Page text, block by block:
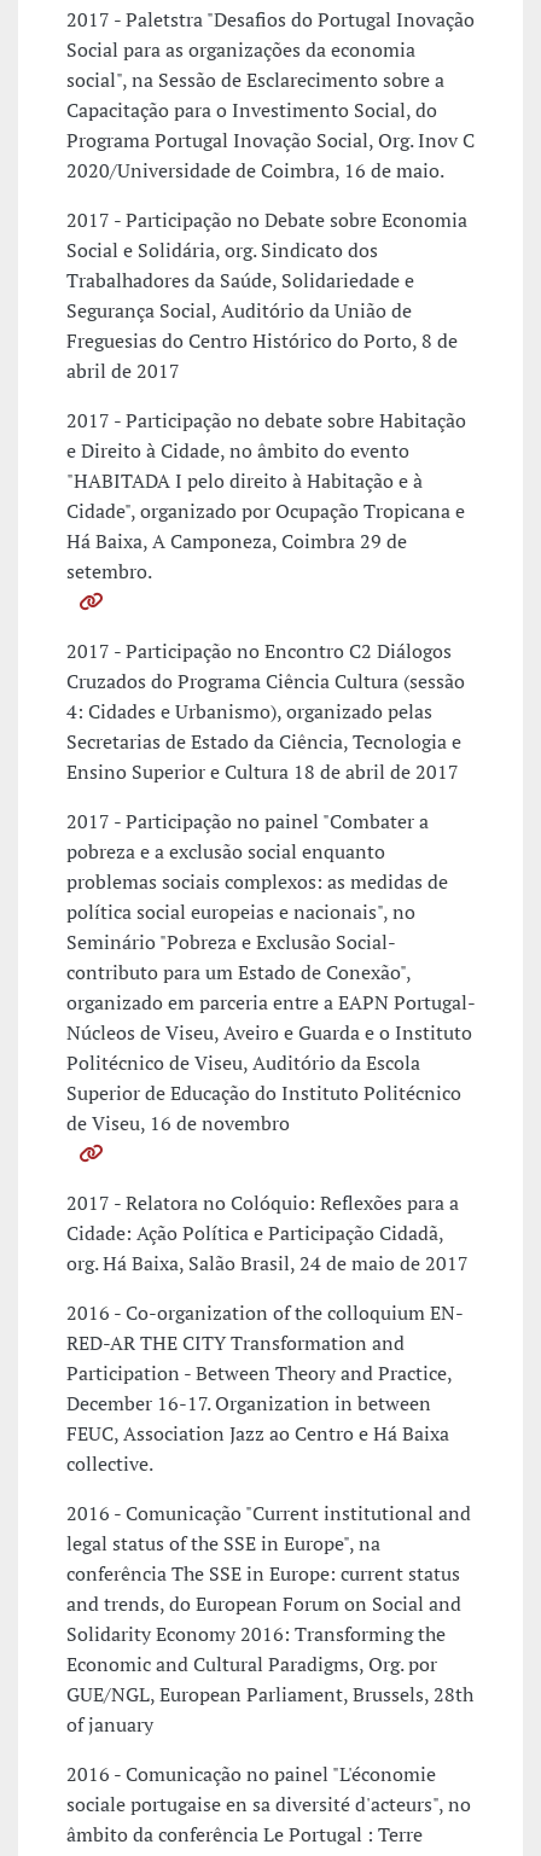
2017 - Paletstra "Desafios do Portugal Inovação
Social para as organizações da economia
social", na Sessão de Esclarecimento sobre a
Capacitação para o Investimento Social, do
Programa Portugal Inovação Social, Org. Inov C
2020/Universidade de Coimbra, 16 de maio.
2017 - Participação no Debate sobre Economia
Social e Solidária, org. Sindicato dos
Trabalhadores da Saúde, Solidariedade e
Segurança Social, Auditório da União de
Freguesias do Centro Histórico do Porto, 8 de
abril de 2017
2017 - Participação no debate sobre Habitação
e Direito à Cidade, no âmbito do evento
"HABITADA I pelo direito à Habitação e à
Cidade", organizado por Ocupação Tropicana e
Há Baixa, A Camponeza, Coimbra 29 de
setembro.
2017 - Participação no Encontro C2 Diálogos
Cruzados do Programa Ciência Cultura (sessão
4: Cidades e Urbanismo), organizado pelas
Secretarias de Estado da Ciência, Tecnologia e
Ensino Superior e Cultura 18 de abril de 2017
2017 - Participação no painel "Combater a
pobreza e a exclusão social enquanto
problemas sociais complexos: as medidas de
política social europeias e nacionais", no
Seminário "Pobreza e Exclusão Social-
contributo para um Estado de Conexão",
organizado em parceria entre a EAPN Portugal-
Núcleos de Viseu, Aveiro e Guarda e o Instituto
Politécnico de Viseu, Auditório da Escola
Superior de Educação do Instituto Politécnico
de Viseu, 16 de novembro
2017 - Relatora no Colóquio: Reflexões para a
Cidade: Ação Política e Participação Cidadã,
org. Há Baixa, Salão Brasil, 24 de maio de 2017
2016 - Co-organization of the colloquium EN-
RED-AR THE CITY Transformation and
Participation - Between Theory and Practice,
December 16-17. Organization in between
FEUC, Association Jazz ao Centro e Há Baixa
collective.
2016 - Comunicação "Current institutional and
legal status of the SSE in Europe", na
conferência The SSE in Europe: current status
and trends, do European Forum on Social and
Solidarity Economy 2016: Transforming the
Economic and Cultural Paradigms, Org. por
GUE/NGL, European Parliament, Brussels, 28th
of january
2016 - Comunicação no painel "L'économie
sociale portugaise en sa diversité d'acteurs", no
âmbito da conferência Le Portugal : Terre